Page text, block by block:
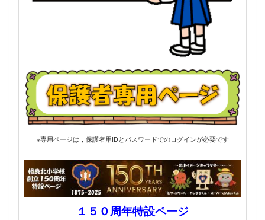
※専用ページは，保護者用IDとパスワードでのログインが必要です
１５０周年特設ページ